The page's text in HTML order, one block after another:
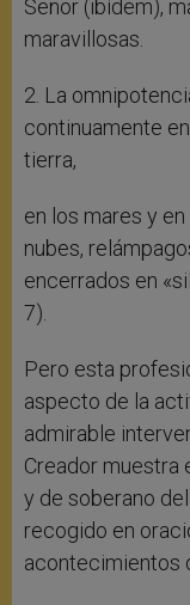
Señor (ibídem),
maravillosas.
2. La
continuamente
tierra,
en los mares y
nubes,
encerrados en
7).
Pero esta
aspecto de la
admirable
Creador muestra
y de soberano
recogido en
acontecimientos